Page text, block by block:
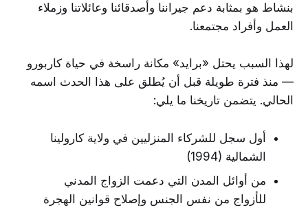
بنشاط هو بمثابة دعم جيراننا وأصدقائنا وعائلاتنا وزملاء
العمل وأفراد مجتمعنا.
لهذا السبب يحتل «برايد» مكانة راسخة في حياة كاربورو
— منذ فترة طويلة قبل أن يُطلق على هذا الحدث اسمه
الحالي. يتضمن تاريخنا ما يلي:
أول سجل للشركاء المنزليين في ولاية كارولينا
الشمالية (1994)
من أوائل المدن التي دعمت الزواج المدني
للأزواج من نفس الجنس وإصلاح قوانين الهجرة